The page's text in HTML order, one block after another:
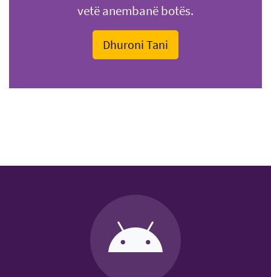
vetë anembanë botës.
Dhuroni Tani